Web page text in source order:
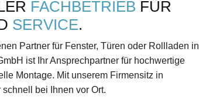
FACHBETRIEB FÜR
SERVICE.
Partner für Fenster, Türen oder Rollladen in
ist Ihr Ansprechpartner für hochwertige
Montage. Mit unserem Firmensitz in
bei Ihnen vor Ort.